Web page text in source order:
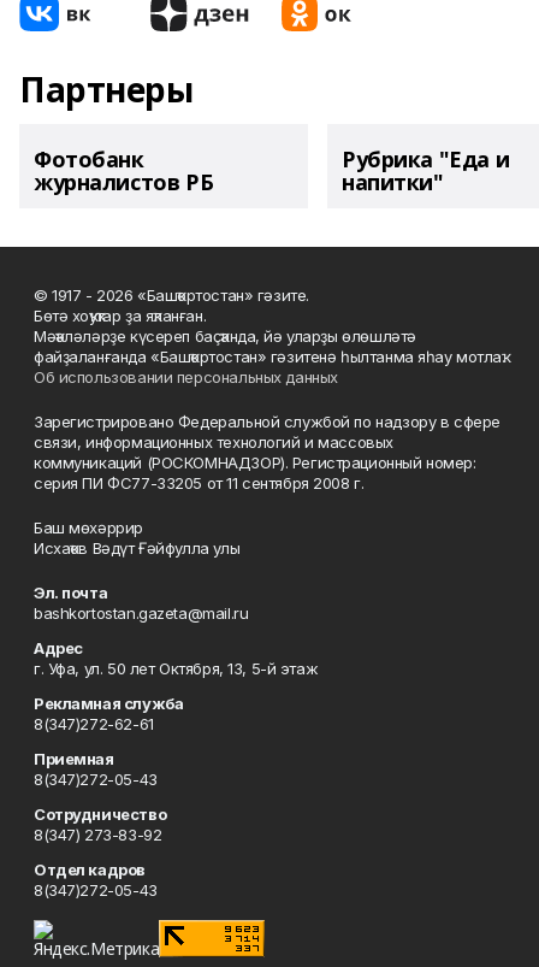
Партнеры
Фотобанк
журналистов РБ
Рубрика "Еда и
напитки"
© 1917 - 2026 «Башҡортостан» гәзите.
Бөтә хоҡуҡтар ҙа яҡланған.
Мәҡәләләрҙе күсереп баҫҡанда, йә уларҙы өлөшләтә
файҙаланғанда «Башҡортостан» гәзитенә һылтанма яһау мотлаҡ.
Об использовании персональных данных
Зарегистрировано Федеральной службой по надзору в сфере
связи, информационных технологий и массовых
коммуникаций (РОСКОМНАДЗОР). Регистрационный номер:
серия ПИ ФС77-33205 от 11 сентября 2008 г.
Баш мөхәррир
Исхаҡов Вәдүт Ғәйфулла улы
Эл. почта
bashkortostan.gazeta@mail.ru
Адрес
г. Уфа, ул. 50 лет Октября, 13, 5-й этаж
Рекламная служба
8(347)272-62-61
Приемная
8(347)272-05-43
Сотрудничество
8(347) 273-83-92
Отдел кадров
8(347)272-05-43